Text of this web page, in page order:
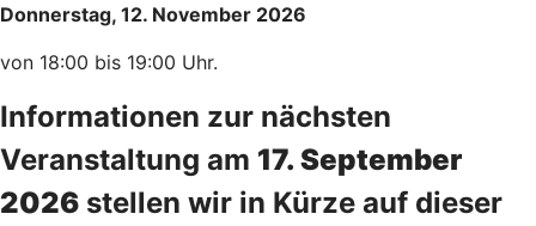
Donnerstag, 12. November 2026
von 18:00 bis 19:00 Uhr.
Informationen zur nächsten
Veranstaltung am 17. September
2026 stellen wir in Kürze auf dieser